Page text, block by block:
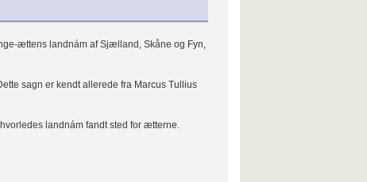
ættens landnám af Sjælland, Skåne og Fyn,
sagn er kendt allerede fra Marcus Tullius
landnám fandt sted for ætterne.